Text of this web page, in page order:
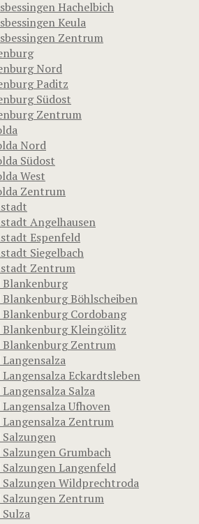
Hachelbich
Keula
Zentrum
Nord
Paditz
Südost
Zentrum
Nord
Südost
West
Zentrum
Angelhausen
Espenfeld
Siegelbach
Zentrum
Blankenburg
Böhlscheiben
Cordobang
Blankenburg Kleingölitz
Blankenburg Zentrum
Eckardtsleben
Salza
Ufhoven
Zentrum
Grumbach
Langenfeld
Salzungen Wildprechtroda
Salzungen Zentrum